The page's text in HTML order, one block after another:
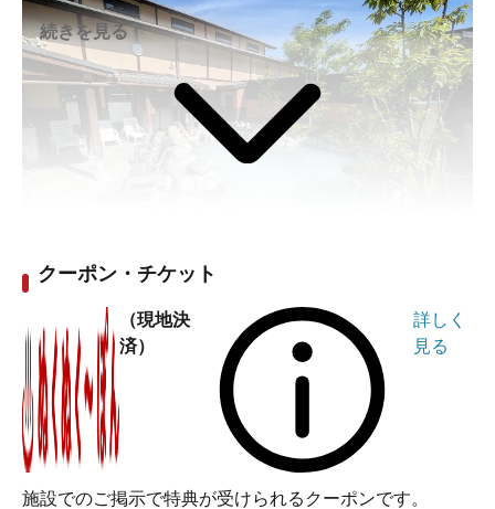
座敷の席数：16席
テーブル席数：23席
カウンター席数:19席
さとちん / 2026年07月06日作成地域に根差した居心地の
良さが魅力の「極楽湯 千葉稲毛店」。一見すると親しみ
やすい普通のスーパー銭湯のようですが、実際に現地を
訪れてみると、他にはないこだわりが隠されていまし
た。なんと女性側の洗い場はシャワーがすべて
「ReFa」、さらにサウナは贅沢なオートロウリュウ仕
様！中庭には子どもたちが大喜びのキッズスペースまで
続きを見る
クーポン・チケット
（現地決
済）
詳しく
見る
施設でのご掲示で特典が受けられるクーポンです。